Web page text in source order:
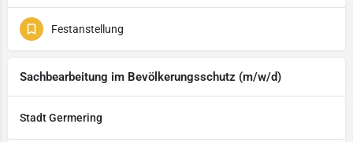
Festanstellung
Sachbearbeitung im Bevölkerungsschutz (m/w/d)
Stadt Germering